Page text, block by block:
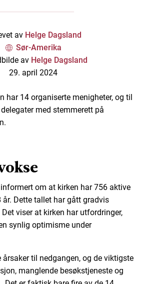
av Helge Dagsland
Sør-Amerika
av Helge Dagsland
29. april 2024
har 14 organiserte menigheter, og til
med stemmerett på
om at kirken har 756 aktive
år. Dette tallet har gått gradvis
viser at kirken har utfordringer,
synlig optimisme under
årsaker til nedgangen, og de viktigste
manglende besøkstjeneste og